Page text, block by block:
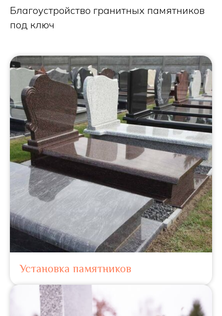
Благоустройство гранитных памятников
под ключ
Установка памятников